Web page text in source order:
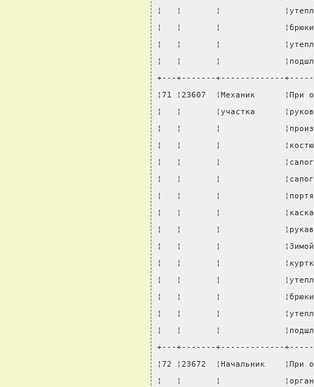
¦   ¦       ¦
¦   ¦       ¦             ¦брюки
¦   ¦       ¦
¦   ¦       ¦
+---+-------+-------------
¦71 ¦23607  ¦Механик
¦   ¦       ¦участка
¦   ¦       ¦
¦   ¦       ¦             ¦костюм
¦   ¦       ¦
¦   ¦       ¦             ¦сапоги
¦   ¦       ¦
¦   ¦       ¦
¦   ¦       ¦             ¦рукавицы
¦   ¦       ¦
¦   ¦       ¦             ¦куртка
¦   ¦       ¦
¦   ¦       ¦             ¦брюки
¦   ¦       ¦
¦   ¦       ¦
+---+-------+-------------
¦72 ¦23672  ¦Начальник
¦   ¦       ¦